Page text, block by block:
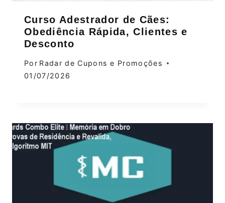
Curso Adestrador de Cães:
Obediência Rápida, Clientes e
Desconto
Por Radar de Cupons e Promoções
01/07/2026